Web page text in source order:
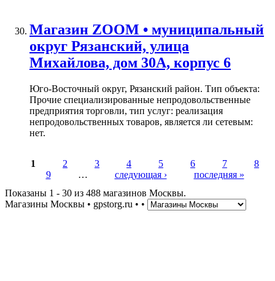
Магазин ZOOM • муниципальный
округ Рязанский, улица
Михайлова, дом 30А, корпус 6
Юго-Восточный округ, Рязанский район. Тип объекта:
Прочие специализированные непродовольственные
предприятия торговли, тип услуг: реализация
непродовольственных товаров, является ли сетевым:
нет.
Страницы
1 2 3 4 5 6 7
8
9
… следующая ›
последняя »
Показаны 1 - 30 из 488 магазинов Москвы.
Магазины Москвы • gpstorg.ru • •